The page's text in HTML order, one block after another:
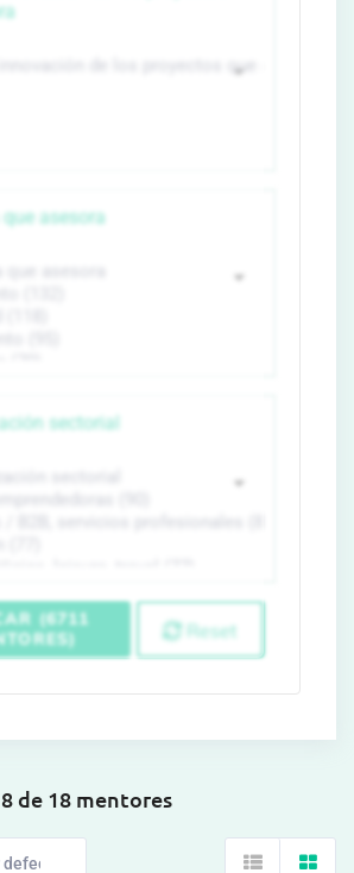
que asesora
sectorial
(6711
Reset
de 18 mentores